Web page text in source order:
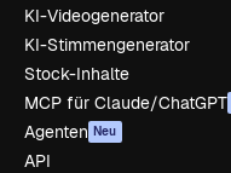
KI-Videogenerator
KI-Stimmengenerator
Stock-Inhalte
MCP für Claude/ChatGPT
Agenten Neu
API